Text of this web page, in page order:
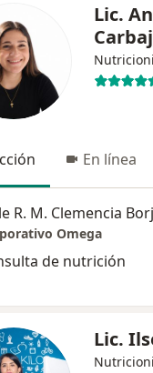
Lic.
En línea
Omega
de nutrición
Lic.